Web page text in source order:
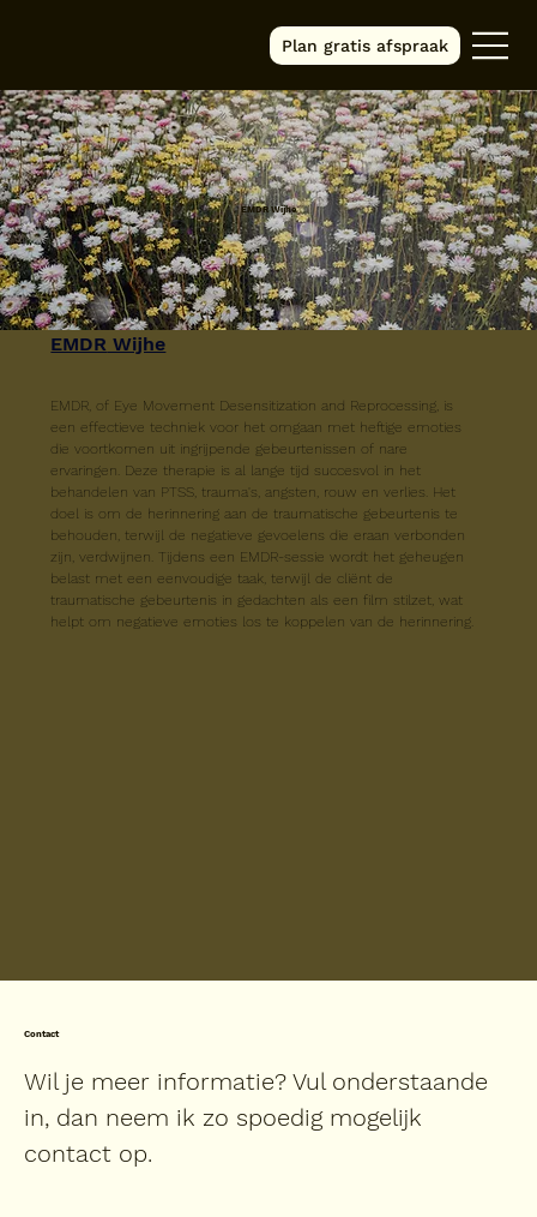
Plan gratis afspraak
EMDR Wijhe
EMDR Wijhe
EMDR, of Eye Movement Desensitization and Reprocessing, is
een effectieve techniek voor het omgaan met heftige emoties
die voortkomen uit ingrijpende gebeurtenissen of nare
ervaringen. Deze therapie is al lange tijd succesvol in het
behandelen van PTSS, trauma's, angsten, rouw en verlies. Het
doel is om de herinnering aan de traumatische gebeurtenis te
behouden, terwijl de negatieve gevoelens die eraan verbonden
zijn, verdwijnen. Tijdens een EMDR-sessie wordt het geheugen
belast met een eenvoudige taak, terwijl de cliënt de
traumatische gebeurtenis in gedachten als een film stilzet, wat
helpt om negatieve emoties los te koppelen van de herinnering.
Contact
Wil je meer informatie? Vul onderstaande
in, dan neem ik zo spoedig mogelijk
contact op.